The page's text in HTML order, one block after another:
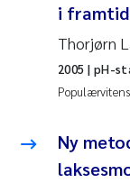
Medyan
i
Thorjørn
2005 | pH-
Ny